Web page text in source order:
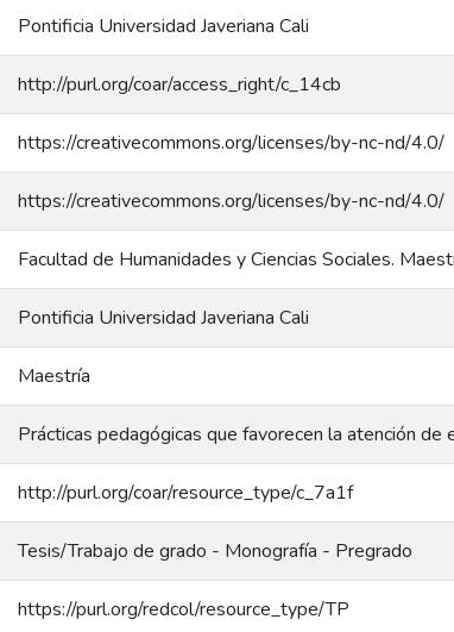
Pontificia Universidad Javeriana Cali
http://purl.org/coar/access_right/c_14cb
https://creativecommons.org/licenses/by-nc-nd/4.0/
https://creativecommons.org/licenses/by-nc-nd/4.0/
Facultad de Humanidades y Ciencias Sociales.
Pontificia Universidad Javeriana Cali
Maestría
Prácticas pedagógicas que favorecen la atención
http://purl.org/coar/resource_type/c_7a1f
Tesis/Trabajo de grado - Monografía - Pregrado
https://purl.org/redcol/resource_type/TP